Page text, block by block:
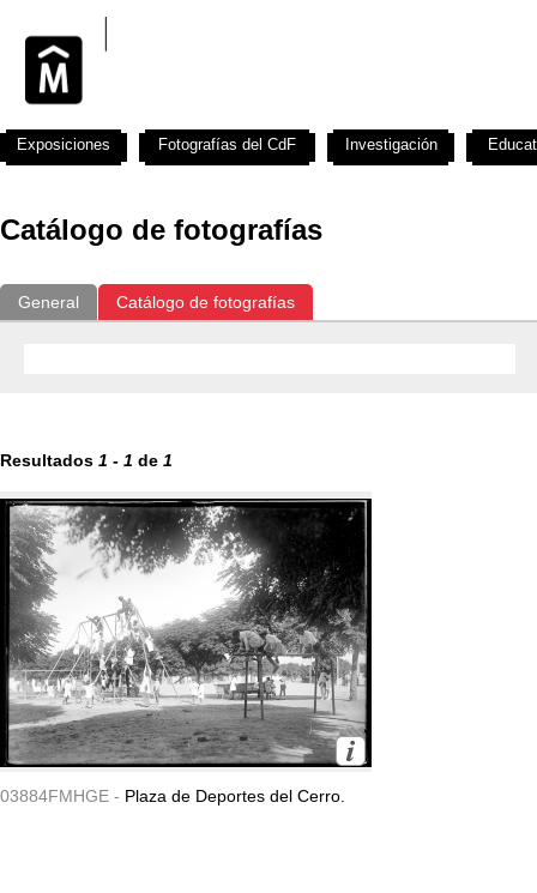
Catálogo de fotografías
General Catálogo de fotografías
Resultados 1 - 1 de 1
03884FMHGE - Plaza de Deportes del Cerro.
Exposiciones Fotografías del CdF Investigación